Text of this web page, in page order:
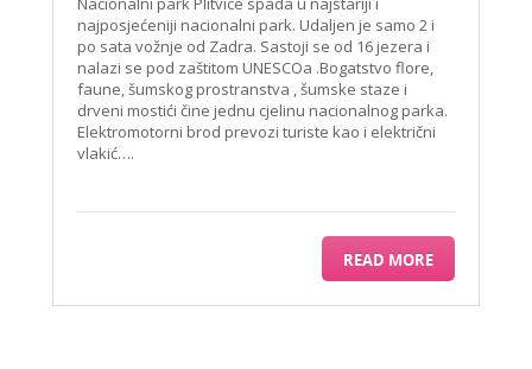
najposjećeniji nacionalni park. Udaljen je samo 2 i
po sata vožnje od Zadra. Sastoji se od 16 jezera i
nalazi se pod zaštitom UNESCOa .Bogatstvo flore,
faune, šumskog prostranstva , šumske staze i
drveni mostići čine jednu cjelinu nacionalnog parka.
Elektromotorni brod prevozi turiste kao i električni
vlakić….
READ MORE